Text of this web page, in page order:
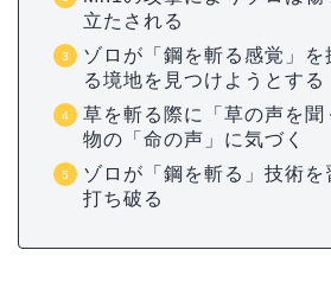
立たされる
ゾロが「鋼を斬る感覚」を
る境地を見つけようとする
草を斬る際に「草の声を聞
物の「命の声」に気づく
ゾロが「鋼を斬る」技術を
打ち破る